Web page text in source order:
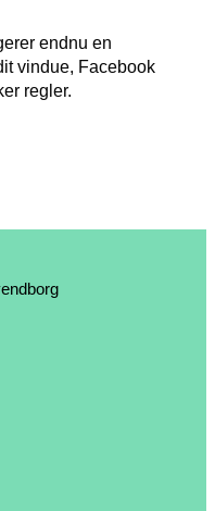
endnu en
vindue, Facebook
regler.